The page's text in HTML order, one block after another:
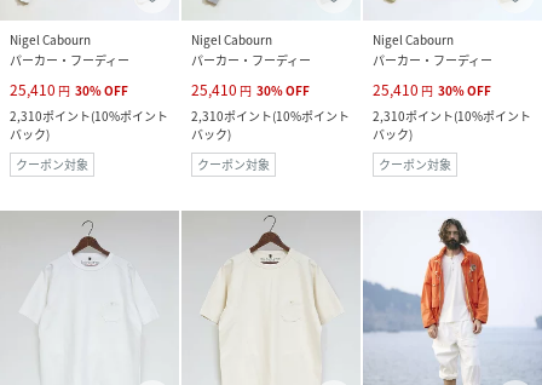
Nigel Cabourn
パーカー・フーディー
25,410 円 30%OFF
2,310ポイント(10%ポイント
バック)
クーポン対象
Nigel Cabourn
パーカー・フーディー
25,410 円 30%OFF
2,310ポイント(10%ポイント
バック)
クーポン対象
Nigel Cabourn
パーカー・フーディー
25,410 円 30%OFF
2,310ポイント(10%ポイント
バック)
クーポン対象